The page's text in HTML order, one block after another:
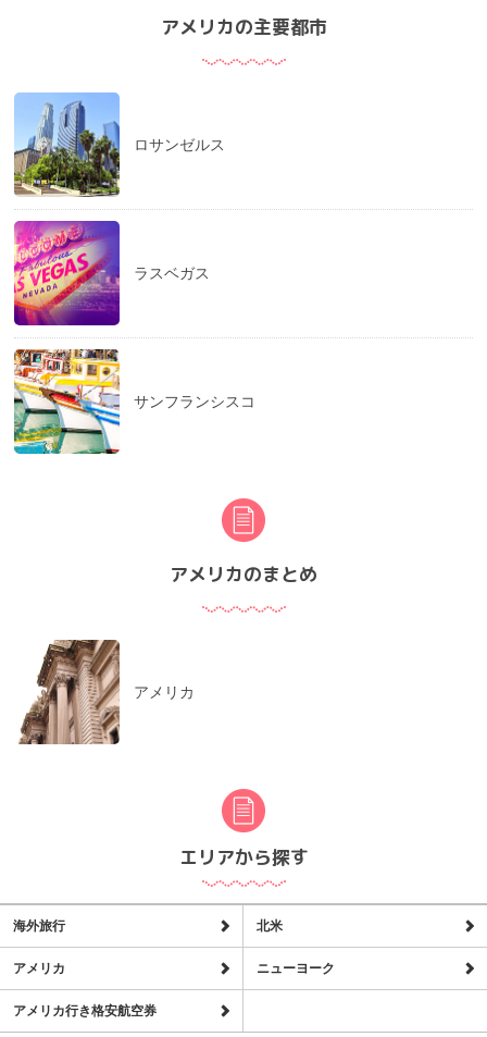
アメリカの主要都市
ロサンゼルス
ラスベガス
サンフランシスコ
アメリカのまとめ
アメリカ
エリアから探す
海外旅行 北米
アメリカ ニューヨーク
アメリカ行き格安航空券